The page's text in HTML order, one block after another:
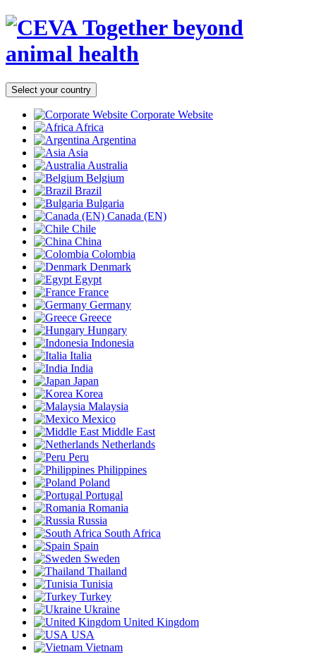
Together beyond
animal health
Select your country
Corporate Website
Africa
Argentina
Asia
Australia
Belgium
Brazil
Bulgaria
Canada (EN)
Chile
China
Colombia
Denmark
Egypt
France
Germany
Greece
Hungary
Indonesia
Italia
India
Japan
Korea
Malaysia
Mexico
Middle East
Netherlands
Peru
Philippines
Poland
Portugal
Romania
Russia
South Africa
Spain
Sweden
Thailand
Tunisia
Turkey
Ukraine
United Kingdom
USA
Vietnam